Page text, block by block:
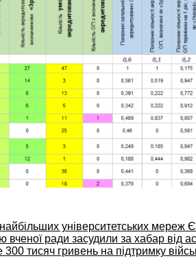
університетських мереж
ради засудили за хабар від
тисяч гривень на підтримку